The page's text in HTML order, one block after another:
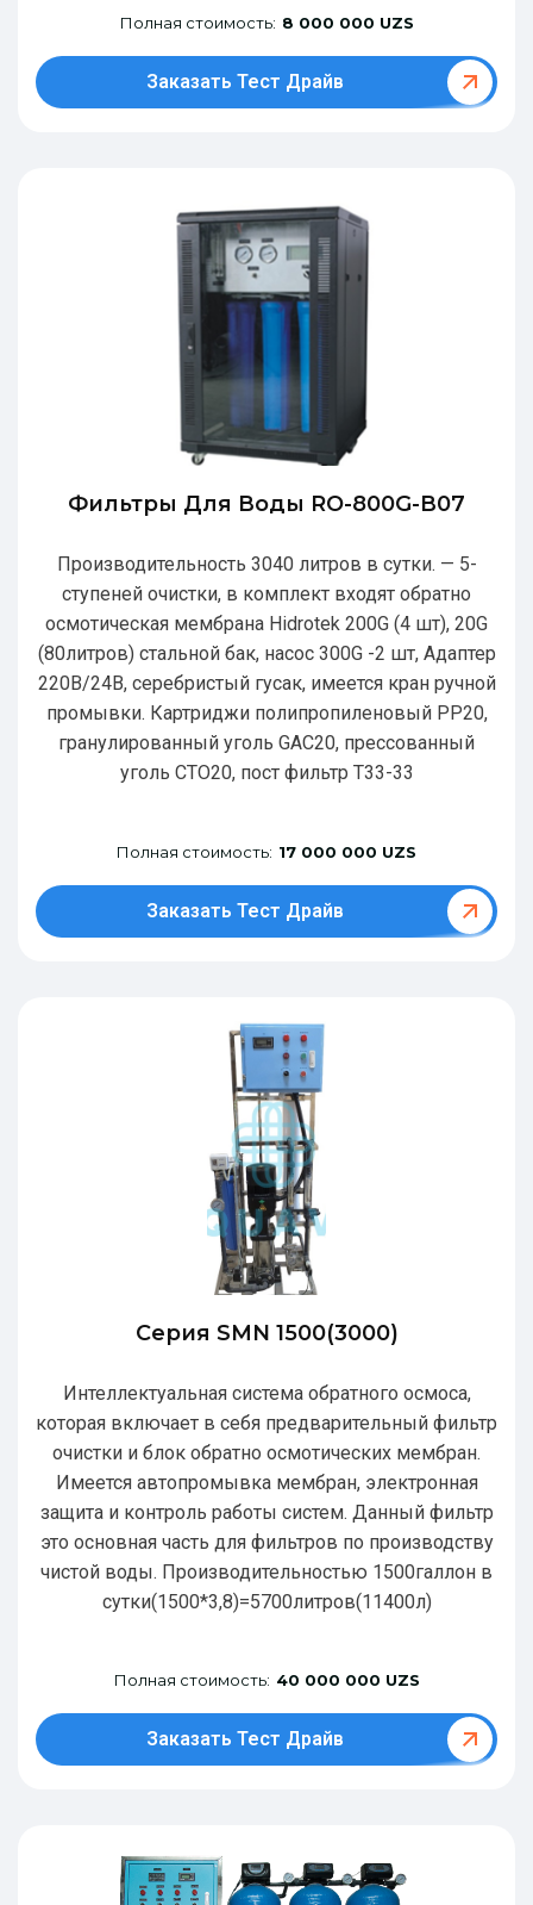
Полная стоимость: 8 000 000 UZS
Заказать Тест Драйв
Фильтры Для Воды RO-800G-В07
Производительность 3040 литров в сутки. — 5-
ступеней очистки, в комплект входят обратно
осмотическая мембрана Hidrotek 200G (4 шт), 20G
(80литров) стальной бак, насос 300G -2 шт, Адаптер
220В/24В, серебристый гусак, имеется кран ручной
промывки. Картриджи полипропиленовый РР20,
гранулированный уголь GAC20, прессованный
уголь CTO20, пост фильтр T33-33
Полная стоимость: 17 000 000 UZS
Заказать Тест Драйв
Серия SMN 1500(3000)
Интеллектуальная система обратного осмоса,
которая включает в себя предварительный фильтр
очистки и блок обратно осмотических мембран.
Имеется автопромывка мембран, электронная
защита и контроль работы систем. Данный фильтр
это основная часть для фильтров по производству
чистой воды. Производительностью 1500галлон в
сутки(1500*3,8)=5700литров(11400л)
Полная стоимость: 40 000 000 UZS
Заказать Тест Драйв